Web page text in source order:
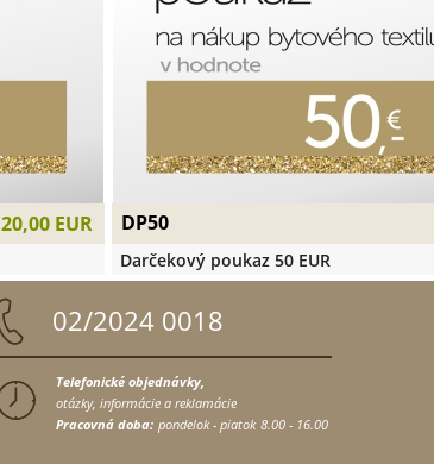
20,00 EUR DP50
Darčekový poukaz 50 EUR
02/2024 0018
Telefonické objednávky,
otázky, informácie a reklamácie
Pracovná doba: pondelok - piatok 8.00 - 16.00